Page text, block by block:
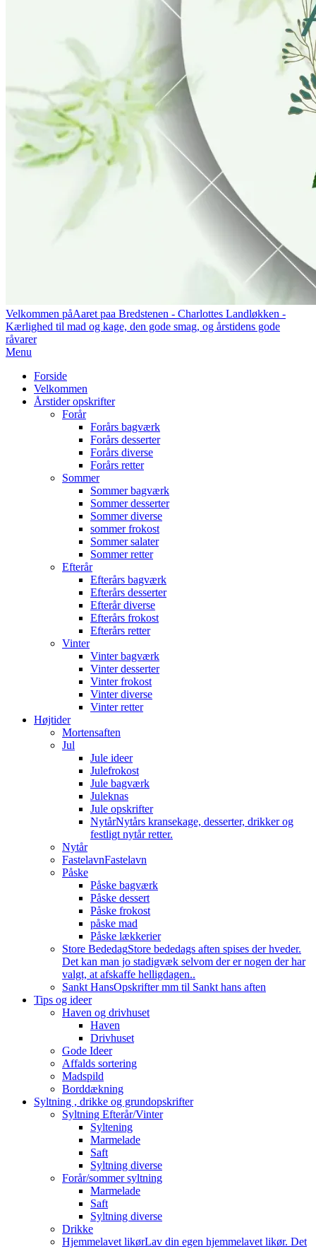
Velkommen påAaret paa Bredstenen - Charlottes Landløkken -
Kærlighed til mad og kage, den gode smag, og årstidens gode
råvarer
Primary
Menu
Menu
Forside
Velkommen
Årstider opskrifter
Forår
Forårs bagværk
Forårs desserter
Forårs diverse
Forårs retter
Sommer
Sommer bagværk
Sommer desserter
Sommer diverse
sommer frokost
Sommer salater
Sommer retter
Efterår
Efterårs bagværk
Efterårs desserter
Efterår diverse
Efterårs frokost
Efterårs retter
Vinter
Vinter bagværk
Vinter desserter
Vinter frokost
Vinter diverse
Vinter retter
Højtider
Mortensaften
Jul
Jule ideer
Julefrokost
Jule bagværk
Juleknas
Jule opskrifter
NytårNytårs kransekage, desserter, drikker og
festligt nytår retter.
Nytår
FastelavnFastelavn
Påske
Påske bagværk
Påske dessert
Påske frokost
påske mad
Påske lækkerier
Store BededagStore bededags aften spises der hveder.
Det kan man jo stadigvæk selvom der er nogen der har
valgt, at afskaffe helligdagen..
Sankt HansOpskrifter mm til Sankt hans aften
Tips og ideer
Haven og drivhuset
Haven
Drivhuset
Gode Ideer
Affalds sortering
Madspild
Borddækning
Syltning , drikke og grundopskrifter
Syltning Efterår/Vinter
Syltening
Marmelade
Saft
Syltning diverse
Forår/sommer syltning
Marmelade
Saft
Syltning diverse
Drikke
Hjemmelavet likørLav din egen hjemmelavet likør. Det